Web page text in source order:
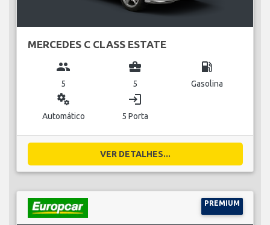
MERCEDES C CLASS ESTATE
group
5
business_center
5
local_gas_station
Gasolina
miscellaneous_services
Automático
login
5 Porta
VER DETALHES...
PREMIUM